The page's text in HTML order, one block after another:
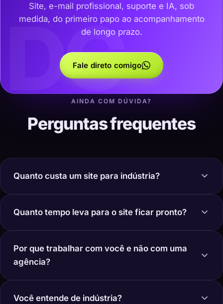
DC
Site, e-mail profissional, suporte e IA, sob
medida, do primeiro papo ao acompanhamento
de longo prazo.
Fale direto comigo
AINDA COM DÚVIDA?
Perguntas frequentes
Quanto custa um site para indústria?
Quanto tempo leva para o site ficar pronto?
Por que trabalhar com você e não com uma
agência?
Você entende de indústria?